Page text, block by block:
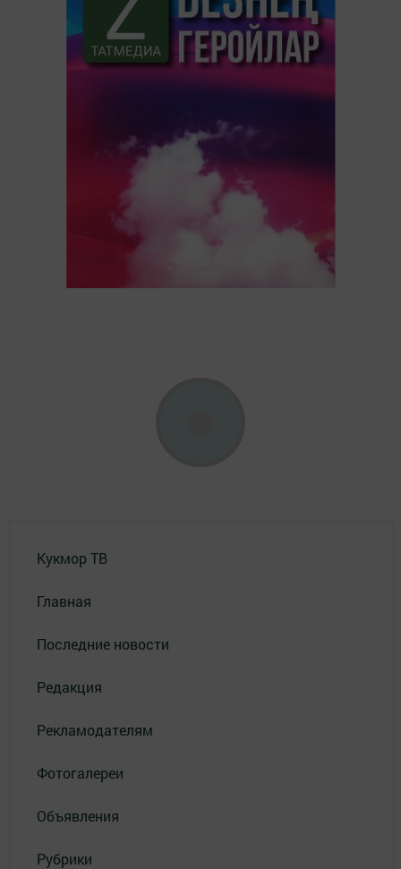
Кукмор ТВ
Главная
Последние новости
Редакция
Рекламодателям
Фотогалереи
Объявления
Рубрики